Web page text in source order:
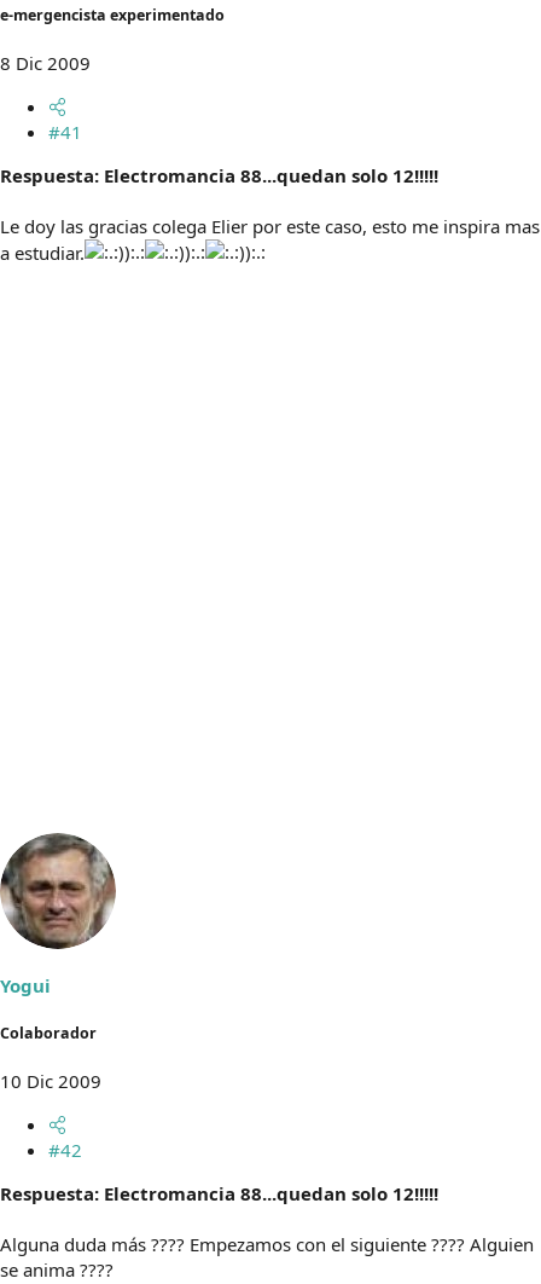
m
e-mergencista experimentado
8 Dic 2009
#41
Respuesta: Electromancia 88...quedan solo 12!!!!!
Le doy las gracias colega Elier por este caso, esto me inspira mas
a estudiar.
Yogui
Colaborador
10 Dic 2009
#42
Respuesta: Electromancia 88...quedan solo 12!!!!!
Alguna duda más ???? Empezamos con el siguiente ???? Alguien
se anima ????